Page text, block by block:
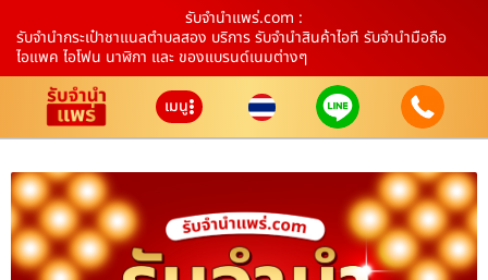
รับจํานําแพร่.com :
รับจำนำกระเป๋าชาแนลตำบลสอง บริการ รับจำนำสินค้าไอที รับจำนำมือถือ
ไอแพค ไอโฟน นาฬิกา และ ของแบรนด์เนมต่างๆ
เมนู